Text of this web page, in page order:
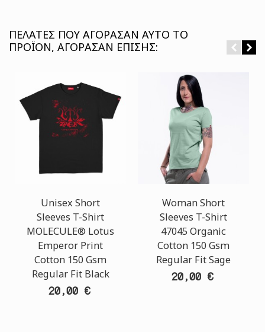
ΠΕΛΆΤΕΣ ΠΟΥ ΑΓΌΡΑΣΑΝ ΑΥΤΌ ΤΟ
ΠΡΟΪΌΝ, ΑΓΌΡΑΣΑΝ ΕΠΊΣΗΣ:
Unisex Short
Sleeves T-Shirt
MOLECULE® Lotus
Emperor Print
Cotton 150 Gsm
Regular Fit Black
20,00 €
Woman Short
Sleeves T-Shirt
47045 Organic
Cotton 150 Gsm
Regular Fit Sage
20,00 €